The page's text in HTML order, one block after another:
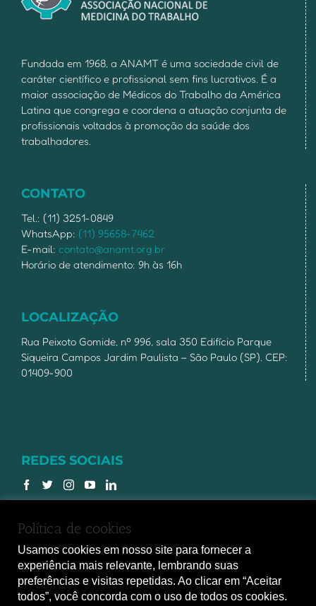
Fundada em 1968, a ANAMT é uma sociedade civil de
caráter científico e profissional sem fins lucrativos. É a
maior associação de Médicos do Trabalho da América
Latina que congrega e coordena a atuação conjunta de
profissionais voltados à promoção da saúde dos
trabalhadores.
CONTATO
Tel.: (11) 3251-0849
WhatsApp: (11) 95658-7462
E-mail: contato@anamt.org.br
Horário de atendimento: 9h às 16h
LOCALIZAÇÃO
Rua Peixoto Gomide, nº 996, sala 350 Edifício Parque
Siqueira Campos Jardim Paulista – São Paulo (SP). CEP:
01409-900
REDES SOCIAIS
Copyright 2017 - Todos os direitos reservados à
Associação Nacional de Medicina do Trabalho
Política de cookies
Usamos cookies em nosso site para fornecer a
experiência mais relevante, lembrando suas
preferências e visitas repetidas. Ao clicar em “Aceitar
todos”, você concorda com o uso de todos os cookies.